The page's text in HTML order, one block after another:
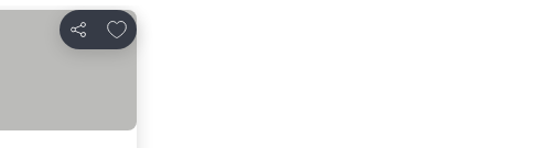
Compartir
Agregar a favoritos